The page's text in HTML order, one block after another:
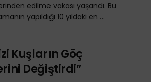
edilme vakası yaşandı. Bu
yapıldığı 10 yıldaki en ...
Kuşların Göç
Değiştirdi”